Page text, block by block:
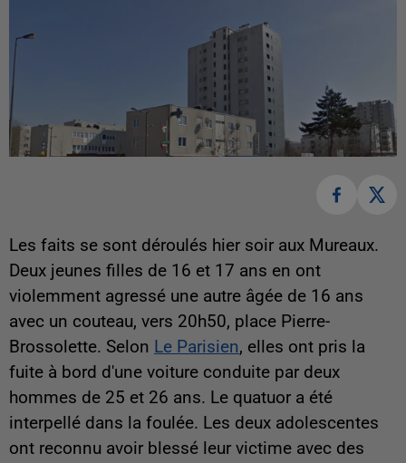
Les faits se sont déroulés hier soir aux Mureaux.
Deux jeunes filles de 16 et 17 ans en ont
violemment agressé une autre âgée de 16 ans
avec un couteau, vers 20h50, place Pierre-
Brossolette. Selon Le Parisien, elles ont pris la
fuite à bord d'une voiture conduite par deux
hommes de 25 et 26 ans. Le quatuor a été
interpellé dans la foulée. Les deux adolescentes
ont reconnu avoir blessé leur victime avec des